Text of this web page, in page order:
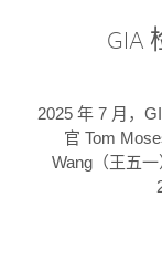
GIA
2025 年 7 月，
官 Tom
Wang（王五